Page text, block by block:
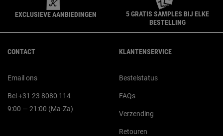
EXCLUSIEVE AANBIEDINGEN
5 GRATIS SAMPLES BIJ ELKE
BESTELLING
CONTACT
Email ons
Bel +31 23 8080 114
9:00 — 21:00 (Ma-Za)
KLANTENSERVICE
Bestelstatus
FAQs
Verzending
Retouren